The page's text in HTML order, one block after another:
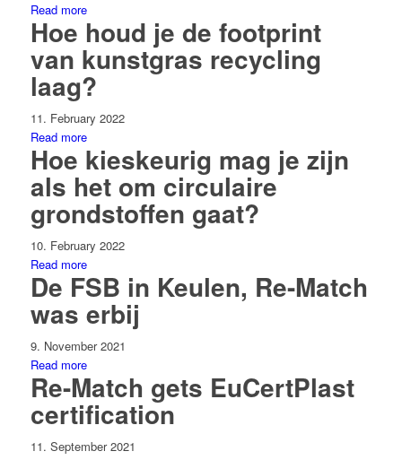
Read more
Hoe houd je de footprint
van kunstgras recycling
laag?
11. February 2022
Read more
Hoe kieskeurig mag je zijn
als het om circulaire
grondstoffen gaat?
10. February 2022
Read more
De FSB in Keulen, Re-Match
was erbij
9. November 2021
Read more
Re-Match gets EuCertPlast
certification
11. September 2021